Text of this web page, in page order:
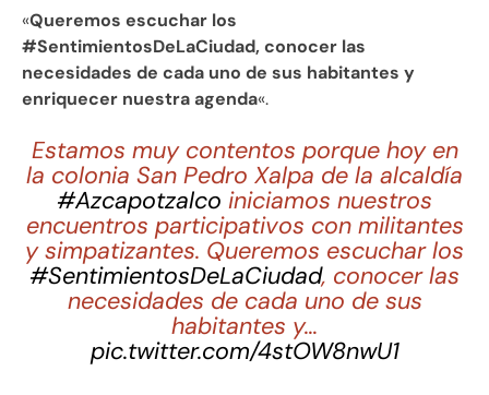
«Queremos escuchar los
#SentimientosDeLaCiudad, conocer las
necesidades de cada uno de sus habitantes y
enriquecer nuestra agenda«.
Estamos muy contentos porque hoy en
la colonia San Pedro Xalpa de la alcaldía
#Azcapotzalco iniciamos nuestros
encuentros participativos con militantes
y simpatizantes. Queremos escuchar los
#SentimientosDeLaCiudad, conocer las
necesidades de cada uno de sus
habitantes y…
pic.twitter.com/4stOW8nwU1